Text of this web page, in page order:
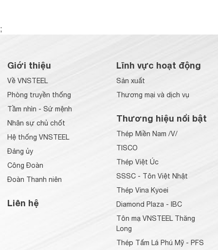
;
Giới thiệu
Về VNSTEEL
Phòng truyền thống
Tầm nhìn - Sứ mệnh
Nhân sự chủ chốt
Hệ thống VNSTEEL
Đảng ủy
Công Đoàn
Đoàn Thanh niên
Liên hệ
Lĩnh vực hoạt động
Sản xuất
Thương mại và dịch vụ
Thương hiệu nổi bật
Thép Miền Nam /V/
TISCO
Thép Việt Úc
SSSC - Tôn Việt Nhật
Thép Vina Kyoei
Diamond Plaza - IBC
Tôn mạ VNSTEEL Thăng
Long
Thép Tấm Lá Phú Mỹ - PFS